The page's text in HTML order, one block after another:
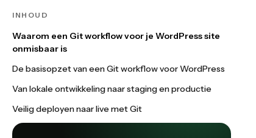
INHOUD
Waarom een Git workflow voor je WordPress site
onmisbaar is
De basisopzet van een Git workflow voor WordPress
Van lokale ontwikkeling naar staging en productie
Veilig deployen naar live met Git